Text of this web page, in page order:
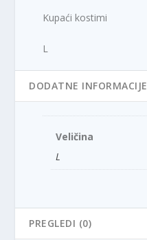
Kupaći kostimi
L
DODATNE INFORMACIJE
Veličina
L
PREGLEDI (0)